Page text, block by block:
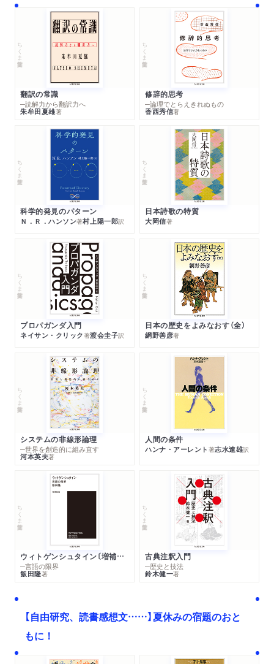
ちくま学芸文庫
翻訳の常識
─読解力から翻訳力へ
朱牟田夏雄著
ちくま学芸文庫
修辞的思考
─論理でとらえきれぬもの
香西秀信著
ちくま学芸文庫
科学的発見のパターン
Ｎ．Ｒ．ハンソン著村上陽一郎訳
ちくま学芸文庫
日本詩歌の特質
大岡信著
ちくま学芸文庫
プロパガンダ入門
ネイサン・クリック著渡会圭子訳
ちくま学芸文庫
日本の歴史をよみなおす（全）
網野善彦著
ちくま学芸文庫
システムの非線形論理
─世界を創造的に組み直す
河本英夫著
ちくま学芸文庫
人間の条件
ハンナ・アーレント 著志水速雄訳
ちくま学芸文庫
ウィトゲンシュタイン〔増補新版〕
─言語の限界
飯田隆著
ちくま学芸文庫
古典注釈入門
─歴史と技法
鈴木健一著
【自由研究、読書感想文……】夏休みの宿題のおと
もに！